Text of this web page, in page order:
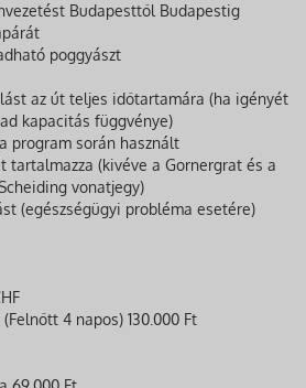
Budapesttől Budapestig
poggyászt
az út teljes időtartamára (ha igényét
kapacitás függvénye)
program során használt
tartalmazza (kivéve a Gornergrat és a
vonatjegy)
(egészségügyi probléma esetére)
4 napos) 130.000 Ft